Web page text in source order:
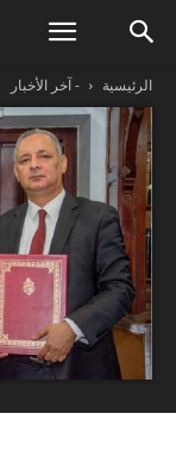
الرئيسية - آخر الأخبار